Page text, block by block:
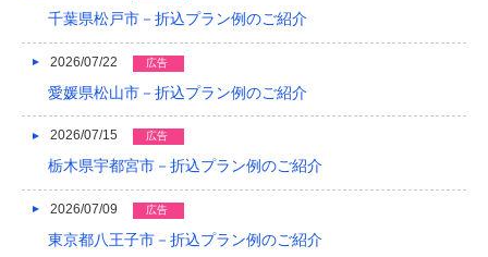
2023/03
2023/01
2022/12
2022/10
千葉県松戸市－折込プラン例のご紹介
2026/07/22 広告
愛媛県松山市－折込プラン例のご紹介
2026/07/15 広告
栃木県宇都宮市－折込プラン例のご紹介
2026/07/09 広告
東京都八王子市－折込プラン例のご紹介